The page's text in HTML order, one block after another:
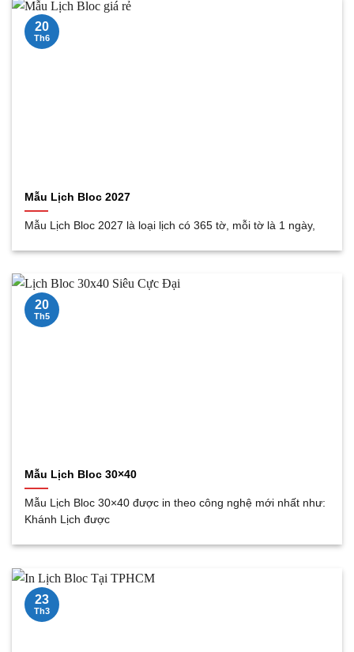
Mẫu Lịch Bloc 2027
Mẫu Lịch Bloc 2027 là loại lịch có 365 tờ, mỗi tờ là 1 ngày,
20
Th6
Mẫu Lịch Bloc 30×40
Mẫu Lịch Bloc 30×40 được in theo công nghệ mới nhất như:
Khánh Lịch được
20
Th5
23
Th3